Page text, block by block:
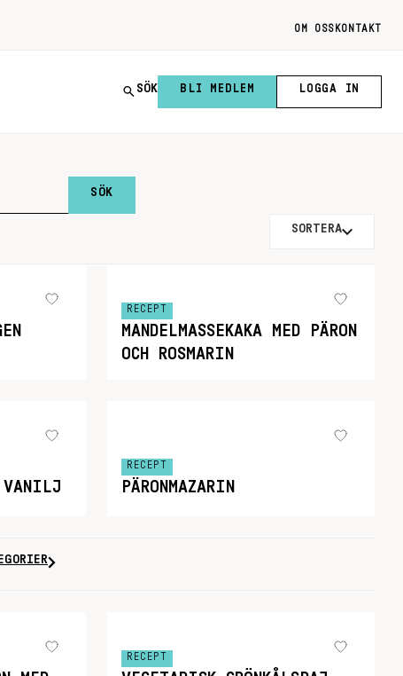
OM OSS KONTAKT
SÖK BLI MEDLEM LOGGA IN
SORTERA
RECEPT
MANDELMASSEKAKA MED PÄRON
OCH ROSMARIN
VANILJ
RECEPT
PÄRONMAZARIN
RECEPT